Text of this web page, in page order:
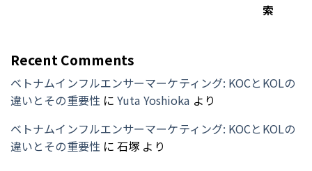
索
Recent Comments
ベトナムインフルエンサーマーケティング: KOCとKOLの
違いとその重要性にYuta Yoshioka より
ベトナムインフルエンサーマーケティング: KOCとKOLの
違いとその重要性に石塚 より